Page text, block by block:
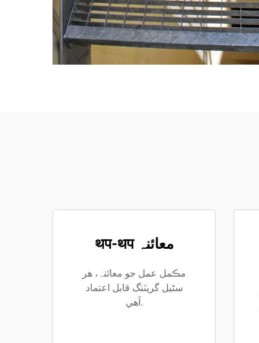
थप-थप معائنہ
مڪمل عمل جو معائنہ، هر
سٹيل گريٽنگ قابل اعتماد
آهي.